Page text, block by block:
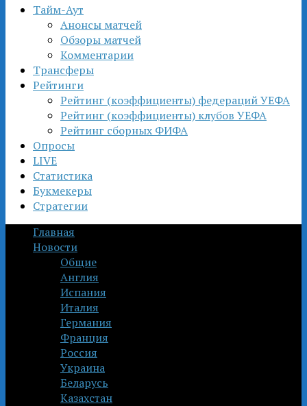
Тайм-Аут
Анонсы матчей
Обзоры матчей
Комментарии
Трансферы
Рейтинги
Рейтинг (коэффициенты) федераций УЕФА
Рейтинг (коэффициенты) клубов УЕФА
Рейтинг сборных ФИФА
Опросы
LIVE
Статистика
Букмекеры
Стратегии
Главная
Новости
Общие
Англия
Испания
Италия
Германия
Франция
Россия
Украина
Беларусь
Казахстан